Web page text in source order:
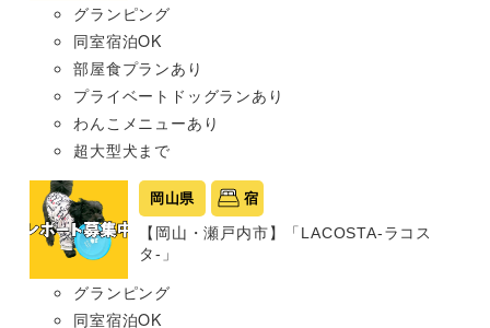
グランピング
同室宿泊OK
部屋食プランあり
プライベートドッグランあり
わんこメニューあり
超大型犬まで
岡山県 宿
【岡山・瀬戸内市】「LACOSTA-ラコス
タ-」
グランピング
同室宿泊OK